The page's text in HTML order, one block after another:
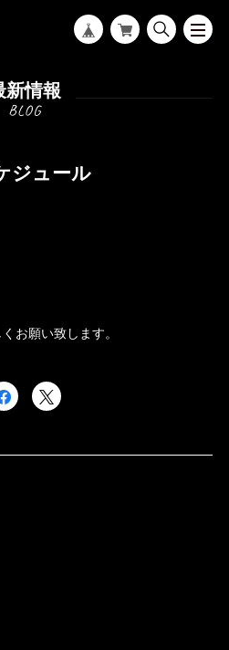
新情報
ジュール
お願い致します。